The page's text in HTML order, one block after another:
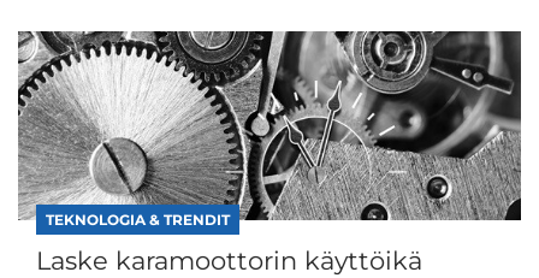
TEKNOLOGIA & TRENDIT
Laske karamoottorin käyttöikä